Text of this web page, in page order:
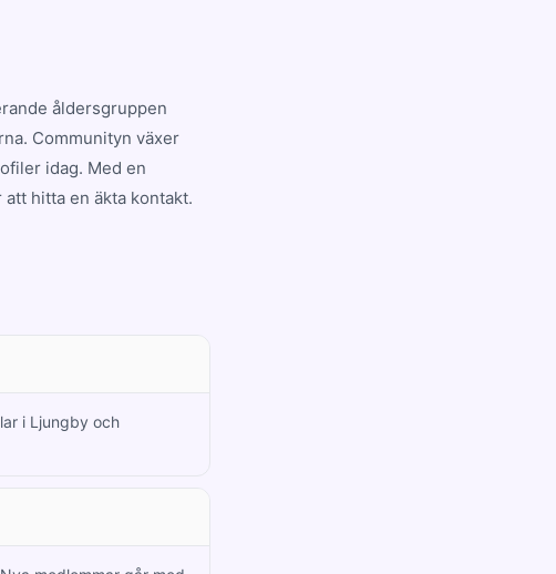
åldersgruppen
Communityn växer
idag. Med en
hitta en äkta kontakt.
i Ljungby och